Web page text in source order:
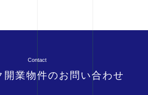
Contact
開業物件のお問い合わせ